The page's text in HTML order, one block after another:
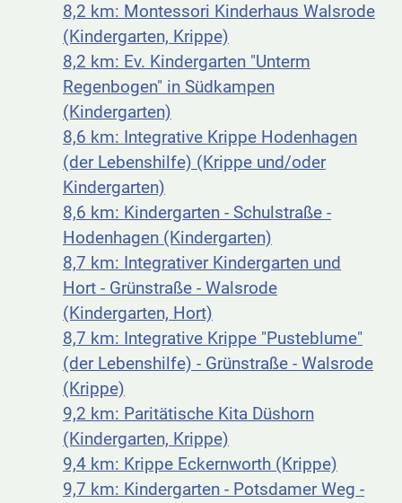
8,2 km: Montessori Kinderhaus Walsrode
(Kindergarten, Krippe)
8,2 km: Ev. Kindergarten "Unterm
Regenbogen" in Südkampen
(Kindergarten)
8,6 km: Integrative Krippe Hodenhagen
(der Lebenshilfe) (Krippe und/oder
Kindergarten)
8,6 km: Kindergarten - Schulstraße -
Hodenhagen (Kindergarten)
8,7 km: Integrativer Kindergarten und
Hort - Grünstraße - Walsrode
(Kindergarten, Hort)
8,7 km: Integrative Krippe "Pusteblume"
(der Lebenshilfe) - Grünstraße - Walsrode
(Krippe)
9,2 km: Paritätische Kita Düshorn
(Kindergarten, Krippe)
9,4 km: Krippe Eckernworth (Krippe)
9,7 km: Kindergarten - Potsdamer Weg -